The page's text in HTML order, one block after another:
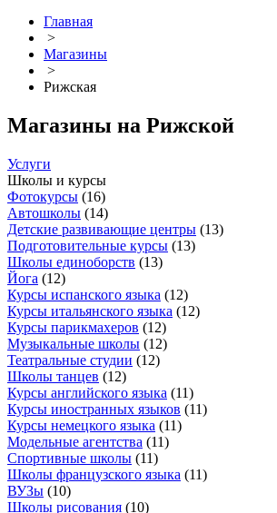
Главная
>
Магазины
>
Рижская
Магазины на Рижской
Услуги
Школы и курсы
Фотокурсы (16)
Автошколы (14)
Детские развивающие центры (13)
Подготовительные курсы (13)
Школы единоборств (13)
Йога (12)
Курсы испанского языка (12)
Курсы итальянского языка (12)
Курсы парикмахеров (12)
Музыкальные школы (12)
Театральные студии (12)
Школы танцев (12)
Курсы английского языка (11)
Курсы иностранных языков (11)
Курсы немецкого языка (11)
Модельные агентства (11)
Спортивные школы (11)
Школы французского языка (11)
ВУЗы (10)
Школы рисования (10)